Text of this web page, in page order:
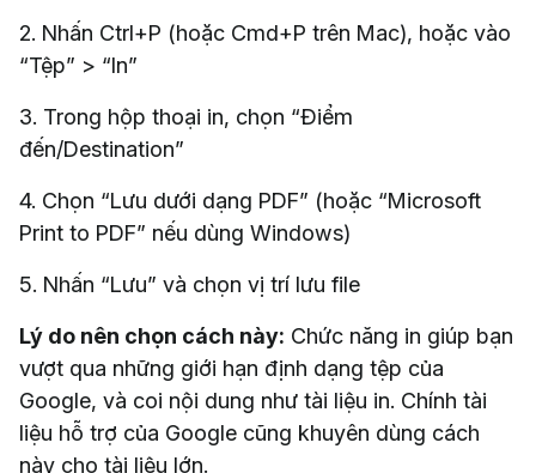
2. Nhấn Ctrl+P (hoặc Cmd+P trên Mac), hoặc vào
“Tệp” > “In”
3. Trong hộp thoại in, chọn “Điểm
đến/Destination”
4. Chọn “Lưu dưới dạng PDF” (hoặc “Microsoft
Print to PDF” nếu dùng Windows)
5. Nhấn “Lưu” và chọn vị trí lưu file
Lý do nên chọn cách này: Chức năng in giúp bạn
vượt qua những giới hạn định dạng tệp của
Google, và coi nội dung như tài liệu in. Chính tài
liệu hỗ trợ của Google cũng khuyên dùng cách
này cho tài liệu lớn.